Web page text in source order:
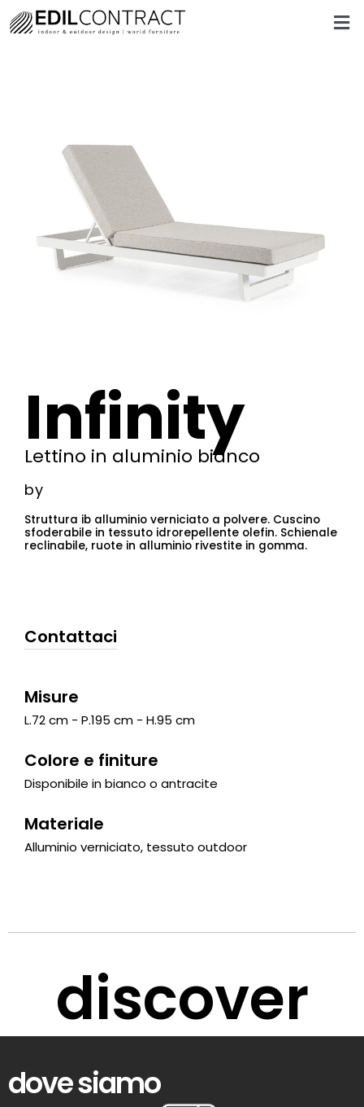
Infinity
Lettino in aluminio bianco
by
Struttura ib alluminio verniciato a polvere. Cuscino
sfoderabile in tessuto idrorepellente olefin. Schienale
reclinabile, ruote in alluminio rivestite in gomma.
Contattaci
Misure
L.72 cm - P.195 cm - H.95 cm
Colore e finiture
Disponibile in bianco o antracite
Materiale
Alluminio verniciato, tessuto outdoor
discover
dove siamo